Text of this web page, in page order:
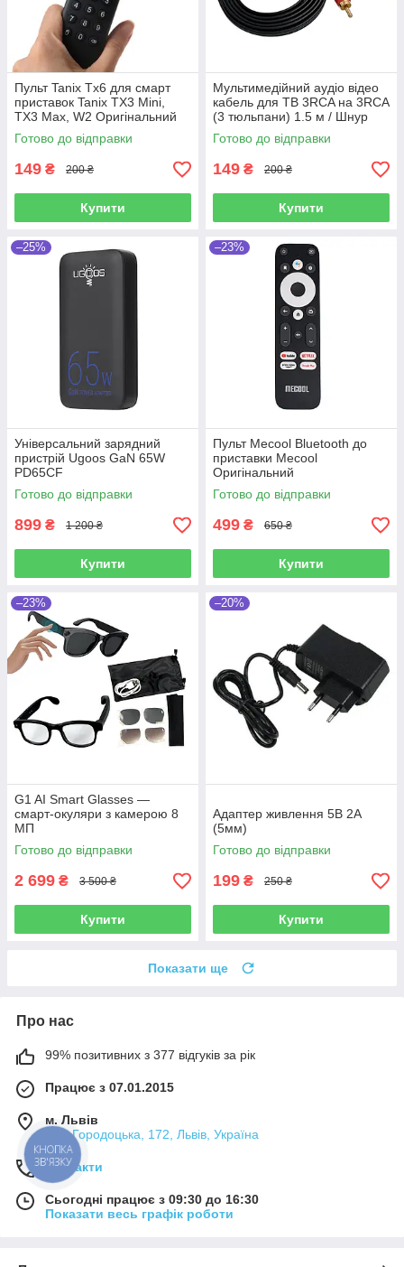
Пульт Tanix Tx6 для смарт
приставок Tanix TX3 Mini,
TX3 Max, W2 Оригінальний
Готово до відправки
149 ₴ 200 ₴
Купити
Мультимедійний аудіо відео
кабель для ТВ 3RCA на 3RCA
(3 тюльпани) 1.5 м / Шнур
для електроніки
Готово до відправки
149 ₴ 200 ₴
Купити
–25%
Універсальний зарядний
пристрій Ugoos GaN 65W
PD65CF
Готово до відправки
899 ₴ 1 200 ₴
Купити
–23%
Пульт Mecool Bluetooth до
приставки Mecool
Оригінальний
Готово до відправки
499 ₴ 650 ₴
Купити
–23%
G1 AI Smart Glasses —
смарт-окуляри з камерою 8
МП
Готово до відправки
2 699 ₴ 3 500 ₴
Купити
–20%
Адаптер живлення 5В 2А
(5мм)
Готово до відправки
199 ₴ 250 ₴
Купити
Показати ще
Про нас
99% позитивних з 377 відгуків за рік
Працює з 07.01.2015
м. Львів
вул. Городоцька, 172, Львів, Україна
Контакти
Сьогодні працює з 09:30 до 16:30
Показати весь графік роботи
КНОПКА
ЗВ'ЯЗКУ